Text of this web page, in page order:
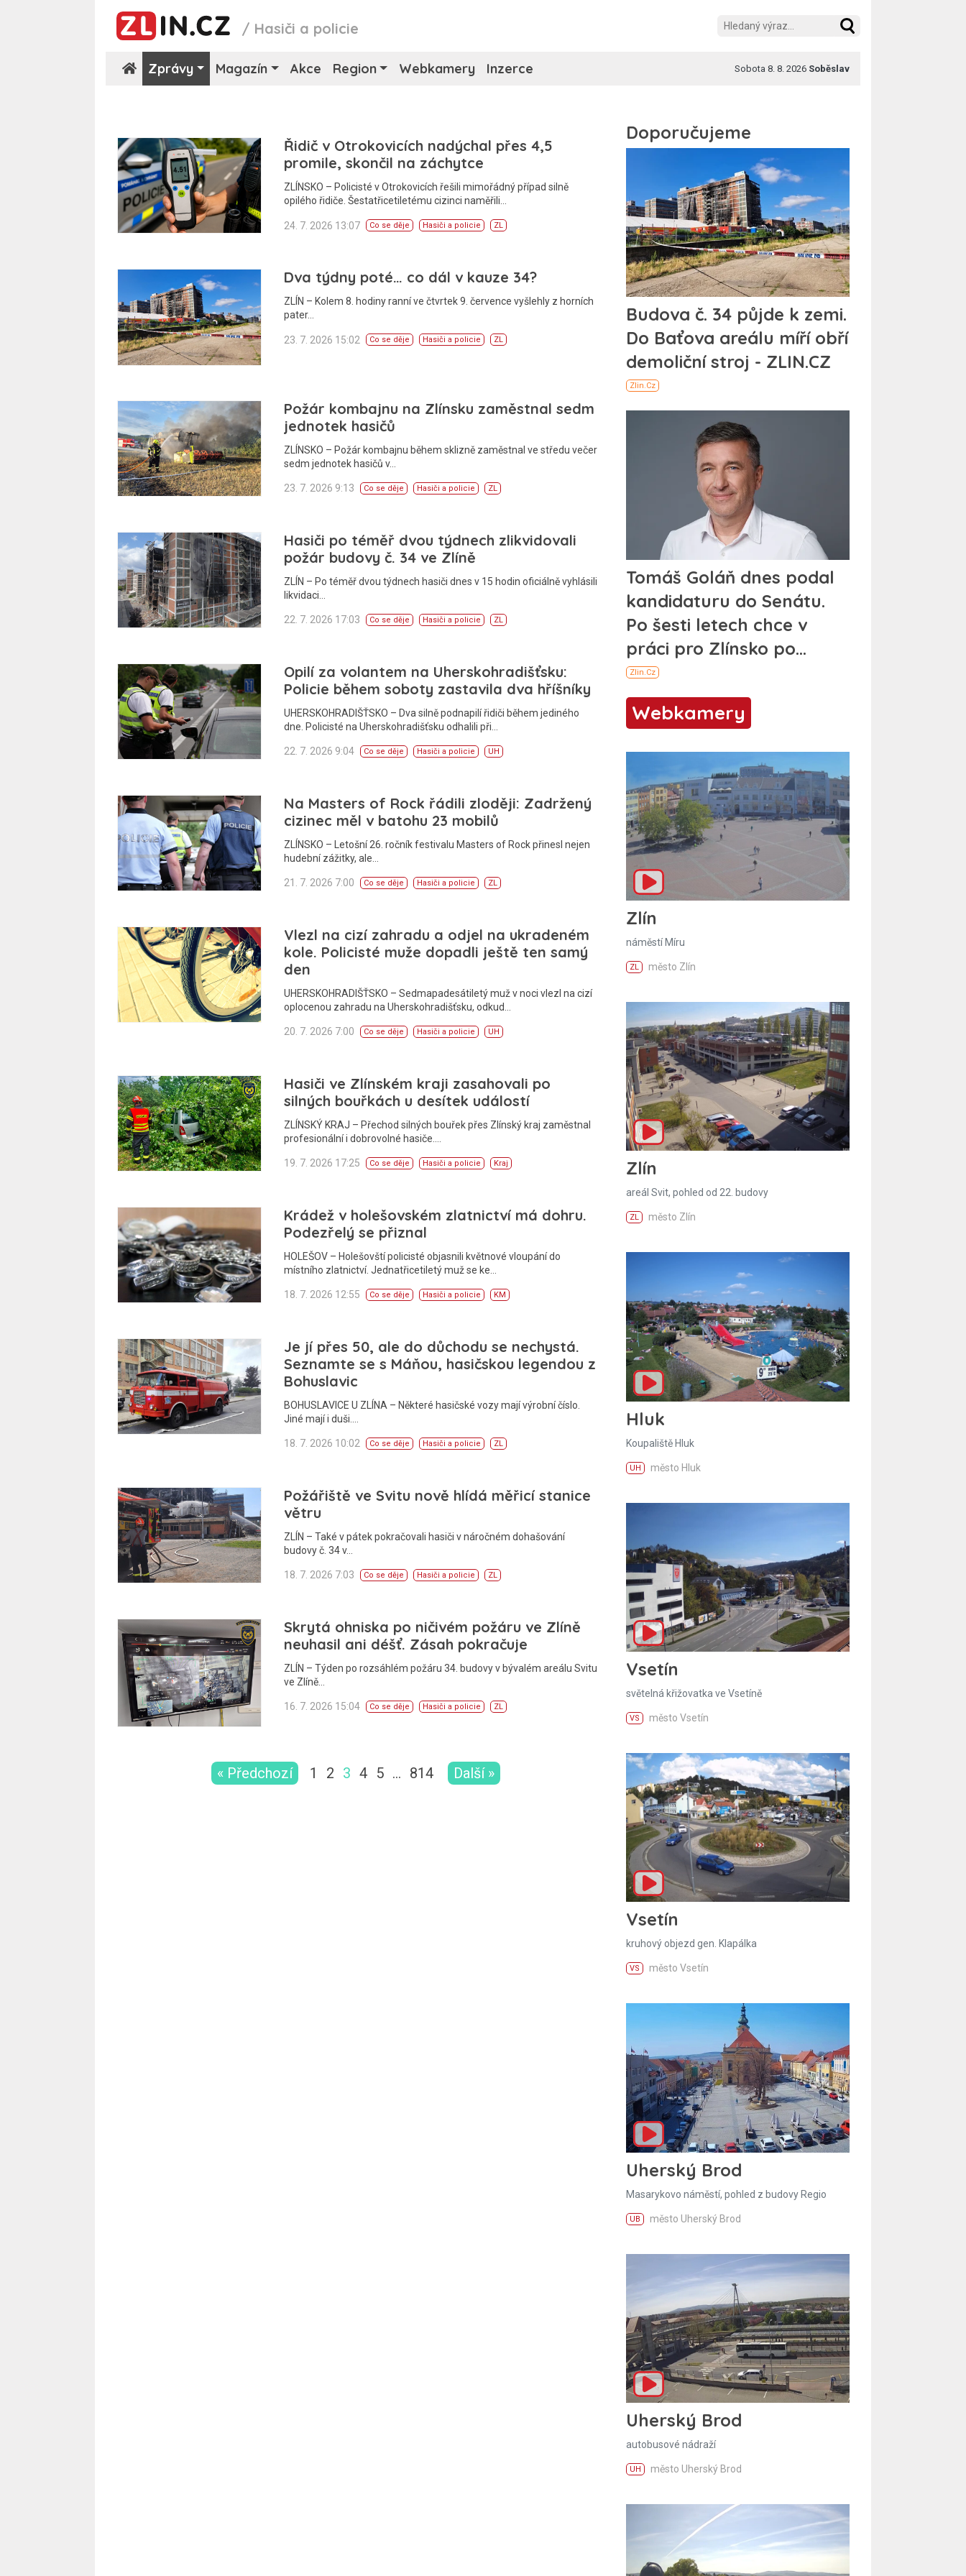
/ Hasiči a policie
Zprávy Magazín Akce Region Webkamery Inzerce Sobota 8. 8. 2026 Soběslav
Řidič v Otrokovicích nadýchal přes 4,5
promile, skončil na záchytce
ZLÍNSKO – Policisté v Otrokovicích řešili mimořádný případ silně
opilého řidiče. Šestatřicetiletému cizinci naměřili…
24. 7. 2026 13:07 Co se děje Hasiči a policie ZL
Dva týdny poté… co dál v kauze 34?
ZLÍN – Kolem 8. hodiny ranní ve čtvrtek 9. července vyšlehly z horních
pater…
23. 7. 2026 15:02 Co se děje Hasiči a policie ZL
Požár kombajnu na Zlínsku zaměstnal sedm
jednotek hasičů
ZLÍNSKO – Požár kombajnu během sklizně zaměstnal ve středu večer
sedm jednotek hasičů v…
23. 7. 2026 9:13 Co se děje Hasiči a policie ZL
Hasiči po téměř dvou týdnech zlikvidovali
požár budovy č. 34 ve Zlíně
ZLÍN – Po téměř dvou týdnech hasiči dnes v 15 hodin oficiálně vyhlásili
likvidaci…
22. 7. 2026 17:03 Co se děje Hasiči a policie ZL
Opilí za volantem na Uherskohradišťsku:
Policie během soboty zastavila dva hříšníky
UHERSKOHRADIŠŤSKO – Dva silně podnapilí řidiči během jediného
dne. Policisté na Uherskohradišťsku odhalili při…
22. 7. 2026 9:04 Co se děje Hasiči a policie UH
Na Masters of Rock řádili zloději: Zadržený
cizinec měl v batohu 23 mobilů
ZLÍNSKO – Letošní 26. ročník festivalu Masters of Rock přinesl nejen
hudební zážitky, ale…
21. 7. 2026 7:00 Co se děje Hasiči a policie ZL
Vlezl na cizí zahradu a odjel na ukradeném
kole. Policisté muže dopadli ještě ten samý
den
UHERSKOHRADIŠŤSKO – Sedmapadesátiletý muž v noci vlezl na cizí
oplocenou zahradu na Uherskohradišťsku, odkud…
20. 7. 2026 7:00 Co se děje Hasiči a policie UH
Hasiči ve Zlínském kraji zasahovali po
silných bouřkách u desítek událostí
ZLÍNSKÝ KRAJ – Přechod silných bouřek přes Zlínský kraj zaměstnal
profesionální i dobrovolné hasiče.…
19. 7. 2026 17:25 Co se děje Hasiči a policie Kraj
Krádež v holešovském zlatnictví má dohru.
Podezřelý se přiznal
HOLEŠOV – Holešovští policisté objasnili květnové vloupání do
místního zlatnictví. Jednatřicetiletý muž se ke…
18. 7. 2026 12:55 Co se děje Hasiči a policie KM
Je jí přes 50, ale do důchodu se nechystá.
Seznamte se s Máňou, hasičskou legendou z
Bohuslavic
BOHUSLAVICE U ZLÍNA – Některé hasičské vozy mají výrobní číslo.
Jiné mají i duši.…
18. 7. 2026 10:02 Co se děje Hasiči a policie ZL
Požářiště ve Svitu nově hlídá měřicí stanice
větru
ZLÍN – Také v pátek pokračovali hasiči v náročném dohašování
budovy č. 34 v…
18. 7. 2026 7:03 Co se děje Hasiči a policie ZL
Skrytá ohniska po ničivém požáru ve Zlíně
neuhasil ani déšť. Zásah pokračuje
ZLÍN – Týden po rozsáhlém požáru 34. budovy v bývalém areálu Svitu
ve Zlíně…
16. 7. 2026 15:04 Co se děje Hasiči a policie ZL
« Předchozí 1 2 3 4 5 … 814 Další »
Webkamery
Zlín
náměstí Míru
ZL město Zlín
Zlín
areál Svit, pohled od 22. budovy
ZL město Zlín
Hluk
Koupaliště Hluk
UH město Hluk
Vsetín
světelná křižovatka ve Vsetíně
VS město Vsetín
Vsetín
kruhový objezd gen. Klapálka
VS město Vsetín
Uherský Brod
Masarykovo náměstí, pohled z budovy Regio
UB město Uherský Brod
Uherský Brod
autobusové nádraží
UH město Uherský Brod